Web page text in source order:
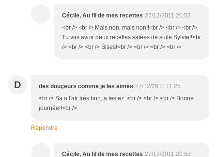
Cécile, Au fil de mes recettes 27/12/2011 20:53
<br /> <br /> Mais non, mais non!!<br /> <br /> <br />
Tu vas avoir deux recettes salées de suite Sylvie!!<br
/> <br /> <br /> Bises!<br /> <br /> <br /> <br />
D des douçeurs comme je les aimes 27/12/2011 11:25
<br /> Sa a l'air très bon, a testez..<br /> <br /> <br /> Bonne
journée!!<br />
Répondre
Cécile, Au fil de mes recettes 27/12/2011 20:52